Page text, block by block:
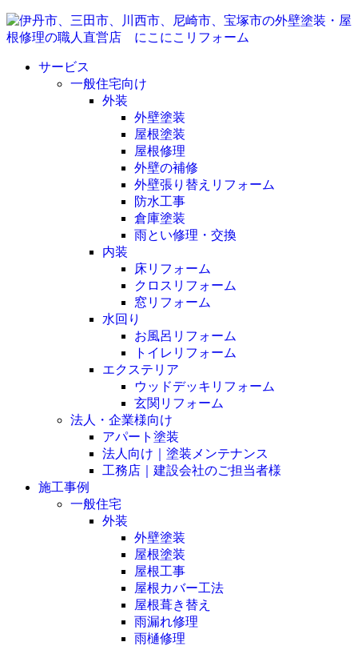
サービス
一般住宅向け
外装
外壁塗装
屋根塗装
屋根修理
外壁の補修
外壁張り替えリフォーム
防水工事
倉庫塗装
雨とい修理・交換
内装
床リフォーム
クロスリフォーム
窓リフォーム
水回り
お風呂リフォーム
トイレリフォーム
エクステリア
ウッドデッキリフォーム
玄関リフォーム
法人・企業様向け
アパート塗装
法人向け｜塗装メンテナンス
工務店｜建設会社のご担当者様
施工事例
一般住宅
外装
外壁塗装
屋根塗装
屋根工事
屋根カバー工法
屋根葺き替え
雨漏れ修理
雨樋修理